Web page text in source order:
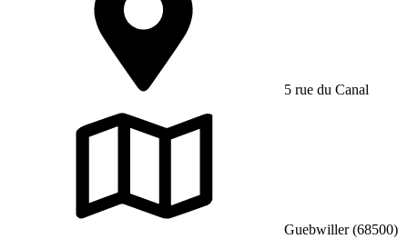
5 rue du Canal
Guebwiller (68500)